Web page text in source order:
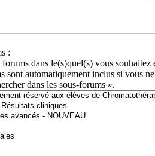
:
dans le(s)quel(s) vous souhaitez
sont automatiquement inclus si vous
dans les sous-forums ».